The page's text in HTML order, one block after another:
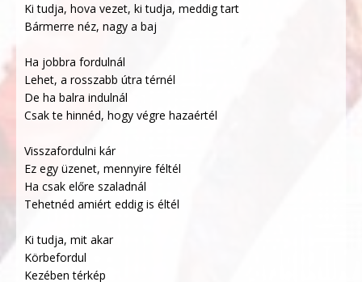
Ki tudja, hova vezet, ki tudja, meddig tart
Bármerre néz, nagy a baj
Ha jobbra fordulnál
Lehet, a rosszabb útra térnél
De ha balra indulnál
Csak te hinnéd, hogy végre hazaértél
Visszafordulni kár
Ez egy üzenet, mennyire féltél
Ha csak előre szaladnál
Tehetnéd amiért eddig is éltél
Ki tudja, mit akar
Körbefordul
Kezében térkép